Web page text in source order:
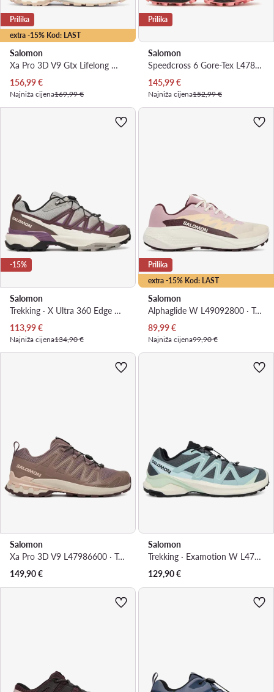
extra -15% Kod: LAST
Prilika
Salomon
Xa Pro 3D V9 Gtx Lifelong W GORE-TEX L49297300 · Tenisice za trčanje
Trenutna cijena
156,99€
Najniža cijena169,99 €
Prilika
Salomon
Speedcross 6 Gore-Tex L47880400 · Tenisice za trčanje
Trenutna cijena
145,99€
Najniža cijena152,99 €
-15%
Salomon
Trekking · X Ultra 360 Edge W L49097500 · Šarena
Trenutna cijena
113,99€
Najniža cijena134,90 €
extra -15% Kod: LAST
Prilika
Salomon
Alphaglide W L49092800 · Tenisice za trčanje
Trenutna cijena
89,99€
Najniža cijena99,90 €
Salomon
Xa Pro 3D V9 L47986600 · Trekking
149,90€
Salomon
Trekking · Examotion W L47962300 · Zelena
129,90€